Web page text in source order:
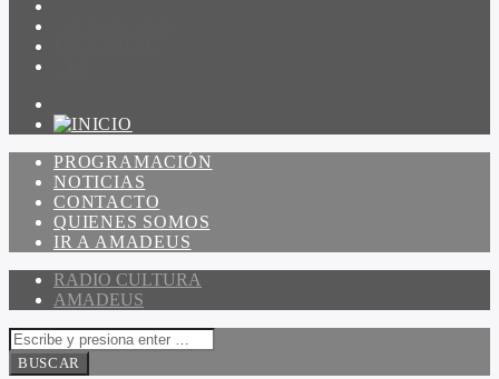
PROGRAMACIÓN
NOTICIAS
CONTACTO
QUIENES SOMOS
IR A AMADEUS
RADIO CULTURA
AMADEUS